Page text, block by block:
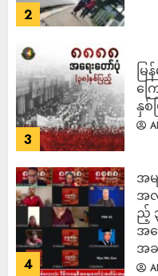
2
3
မ
ကြ
နှစ်
4
အ
အ
ည့်
အ
အခ